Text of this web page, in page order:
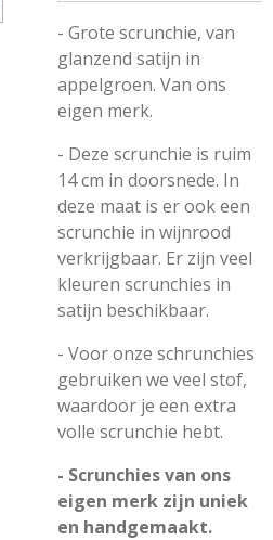
- Grote scrunchie, van
glanzend satijn in
appelgroen. Van ons
eigen merk.
- Deze scrunchie is ruim
14 cm in doorsnede. In
deze maat is er ook een
scrunchie in wijnrood
verkrijgbaar. Er zijn veel
kleuren scrunchies in
satijn beschikbaar.
- Voor onze schrunchies
gebruiken we veel stof,
waardoor je een extra
volle scrunchie hebt.
- Scrunchies van ons
eigen merk zijn uniek
en handgemaakt.